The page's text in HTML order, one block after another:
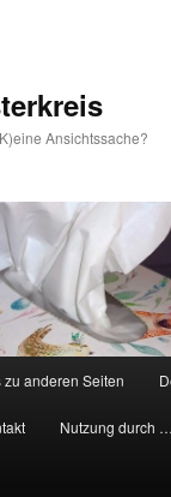
Ansichtssache?
zu anderen Seiten
Nutzung durch …